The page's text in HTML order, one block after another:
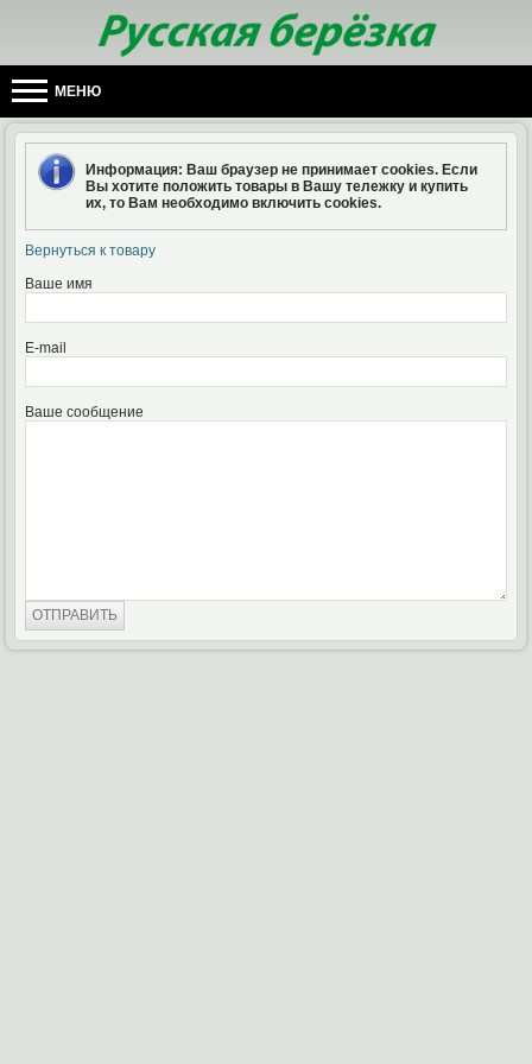
МЕНЮ
Информация: Ваш браузер не принимает cookies. Если
Вы хотите положить товары в Вашу тележку и купить
их, то Вам необходимо включить cookies.
Вернуться к товару
Ваше имя
E-mail
Ваше сообщение